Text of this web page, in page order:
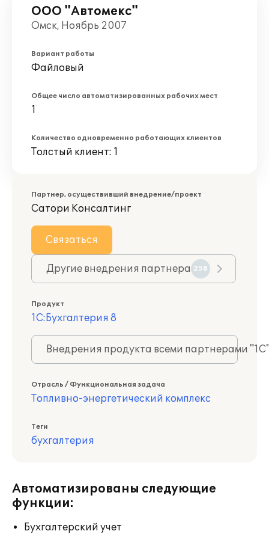
ООО "Автомекс"
Омск, Ноябрь 2007
Вариант работы
Файловый
Общее число автоматизированных рабочих мест
1
Количество одновременно работающих клиентов
Толстый клиент: 1
Партнер, осуществивший внедрение/проект
Сатори Консалтинг
Связаться
Другие внедрения партнера 258
Продукт
1С:Бухгалтерия 8
Внедрения продукта всеми партнерами
Отрасль / Функциональная задача
Топливно-энергетический комплекс
Теги
бухгалтерия
Автоматизированы следующие
функции:
Бухгалтерский учет